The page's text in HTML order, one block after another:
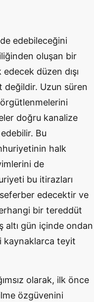
edebileceğini
oluşan bir
düzen dışı
değildir. Uzun süren
doğru kanalize
Bu
halk
de
bu itirazları
edecektir ve
bir tereddüt
altı gün içinde ondan
kaynaklarca teyit
olarak, ilk önce
özgüvenini